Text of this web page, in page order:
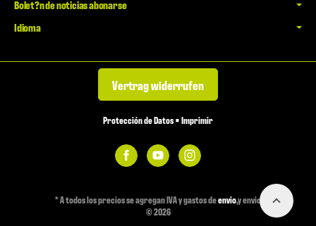
Bolet?n de noticias abonarse
Idioma
Vertrag widerrufen
Protección de Datos•Imprimir
*A todos los precios se agregan IVA y gastos deenvio,y envio
© 2026